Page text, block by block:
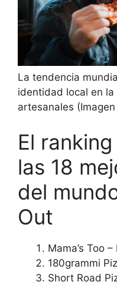
La tendencia
identidad local en
artesanales
El
las 18
del
Out
Mama’s Too
180grammi
Short Road